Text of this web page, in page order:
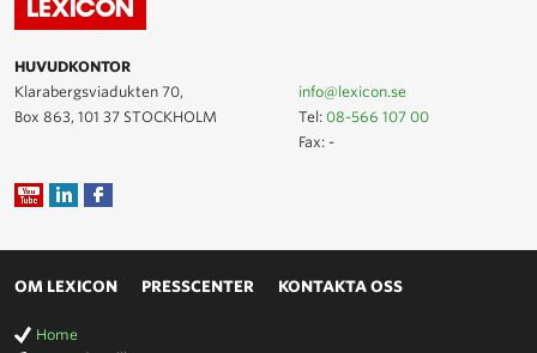
HUVUDKONTOR
Klarabergsviadukten 70,
Box 863, 101 37 STOCKHOLM
info@lexicon.se
Tel:08-566 107 00
Fax: -
OM LEXICON PRESSCENTER KONTAKTA OSS
Home